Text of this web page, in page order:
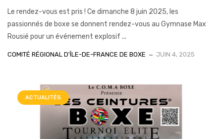
Le rendez-vous est pris ! Ce dimanche 8 juin 2025, les
passionnés de boxe se donnent rendez-vous au Gymnase Max
Rousié pour un événement explosif ...
COMITÉ RÉGIONAL D'ÎLE-DE-FRANCE DE BOXE JUIN 4, 2025
ACTUALITÉS